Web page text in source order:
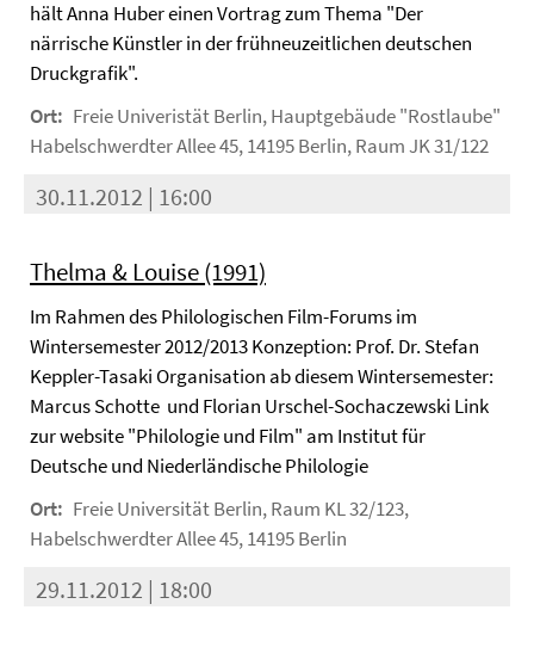
hält Anna Huber einen Vortrag zum Thema "Der
närrische Künstler in der frühneuzeitlichen deutschen
Druckgrafik".
Ort: Freie Univeristät Berlin, Hauptgebäude "Rostlaube"
Habelschwerdter Allee 45, 14195 Berlin, Raum JK 31/122
30.11.2012 | 16:00
Thelma & Louise (1991)
Im Rahmen des Philologischen Film-Forums im
Wintersemester 2012/2013 Konzeption: Prof. Dr. Stefan
Keppler-Tasaki Organisation ab diesem Wintersemester:
Marcus Schotte und Florian Urschel-Sochaczewski Link
zur website "Philologie und Film" am Institut für
Deutsche und Niederländische Philologie
Ort: Freie Universität Berlin, Raum KL 32/123,
Habelschwerdter Allee 45, 14195 Berlin
29.11.2012 | 18:00